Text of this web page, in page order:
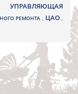
УПРАВЛЯЮЩАЯ
РЕМОНТА , ЦАО,